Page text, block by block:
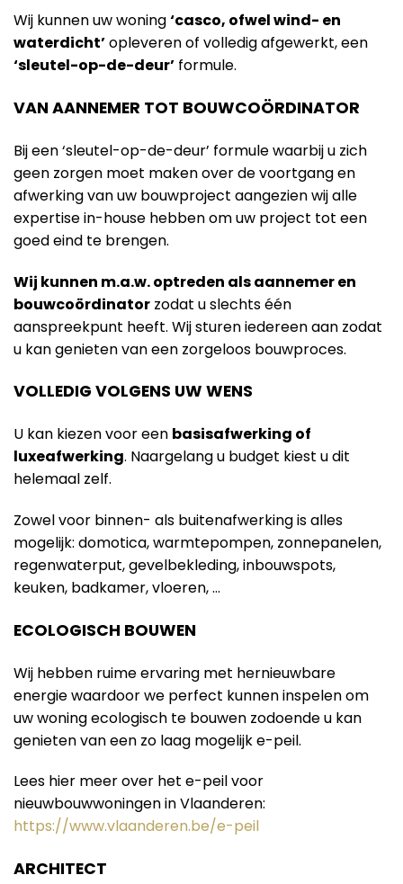
Wij kunnen uw woning‘casco, ofwel wind- en
waterdicht’opleveren of volledig afgewerkt, een
‘sleutel-op-de-deur’ formule.
VAN AANNEMER TOT BOUWCOÖRDINATOR
Bij een ‘sleutel-op-de-deur’ formule waarbij u zich
geen zorgen moet maken over de voortgang en
afwerking van uw bouwproject aangezien wij alle
expertise in-house hebben om uw project tot een
goed eind te brengen.
Wij kunnen m.a.w. optreden als aannemer en
bouwcoördinator zodat u slechts één
aanspreekpunt heeft. Wij sturen iedereen aan zodat
u kan genieten van een zorgeloos bouwproces.
VOLLEDIG VOLGENS UW WENS
U kan kiezen voor een basisafwerking of
luxeafwerking. Naargelang u budget kiest u dit
helemaal zelf.
Zowel voor binnen- als buitenafwerking is alles
mogelijk: domotica, warmtepompen, zonnepanelen,
regenwaterput, gevelbekleding, inbouwspots,
keuken, badkamer, vloeren, …
ECOLOGISCH BOUWEN
Wij hebben ruime ervaring met hernieuwbare
energie waardoor we perfect kunnen inspelen om
uw woning ecologisch te bouwen zodoende u kan
genieten van een zo laag mogelijk e-peil.
Lees hier meer over het e-peil voor
nieuwbouwwoningen in Vlaanderen:
https://www.vlaanderen.be/e-peil
ARCHITECT